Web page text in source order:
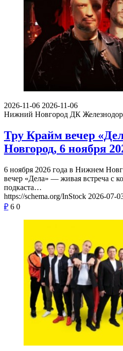
2026-11-06 2026-11-06
Нижний Новгород ДК
Тру Крайм вечер
Новгород, 6 ноября
6 ноября 2026 года в Нижнем
вечер «Дела» — живая встреча с
подкаста…
https://schema.org/InStock 2026-07-
₽ 6 0